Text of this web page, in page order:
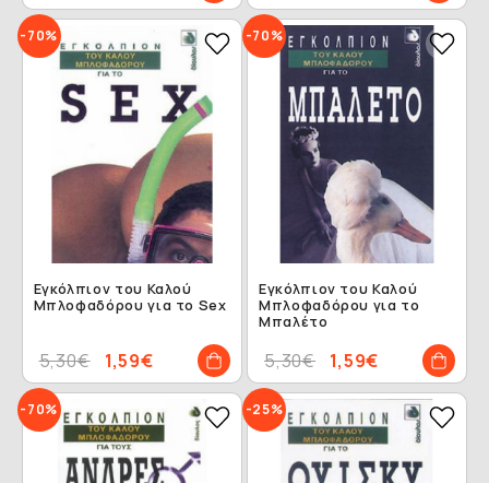
-70%
Εγκόλπιον του Καλού
Μπλοφαδόρου για το Sex
1,59€
5,30€
-70%
Εγκόλπιον του Καλού
Μπλοφαδόρου για το
Μπαλέτο
1,59€
5,30€
-70% -25%